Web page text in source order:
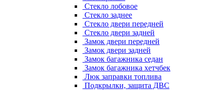
Стекло лобовое
Стекло заднее
Стекло двери передней
Стекло двери задней
Замок двери передней
Замок двери задней
Замок багажника седан
Замок багажника хетчбек
Люк заправки топлива
Подкрылки, защита ДВС